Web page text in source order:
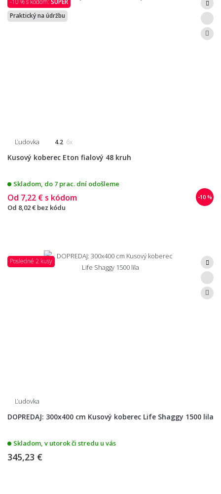
-10 % s kódom: SUPER
Praktický na údržbu
Ľudovka 4.2 6x
Kusový koberec Eton fialový 48 kruh
Skladom, do 7 prac. dní odošleme
-10 %
Od 7,22 € s kódom
Od 8,02 € bez kódu
Posledné 2 kusy
Ľudovka
DOPREDAJ: 300x400 cm Kusový koberec Life Shaggy 1500 lila
Skladom, v utorok či stredu u vás
345,23 €